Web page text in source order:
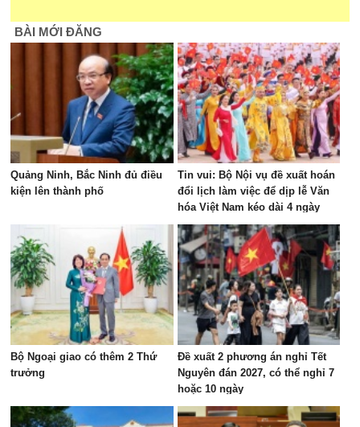
BÀI MỚI ĐĂNG
Quảng Ninh, Bắc Ninh đủ điều
kiện lên thành phố
Tin vui: Bộ Nội vụ đề xuất hoán
đổi lịch làm việc để dịp lễ Văn
hóa Việt Nam kéo dài 4 ngày
Bộ Ngoại giao có thêm 2 Thứ
trưởng
Đề xuất 2 phương án nghỉ Tết
Nguyên đán 2027, có thể nghỉ 7
hoặc 10 ngày